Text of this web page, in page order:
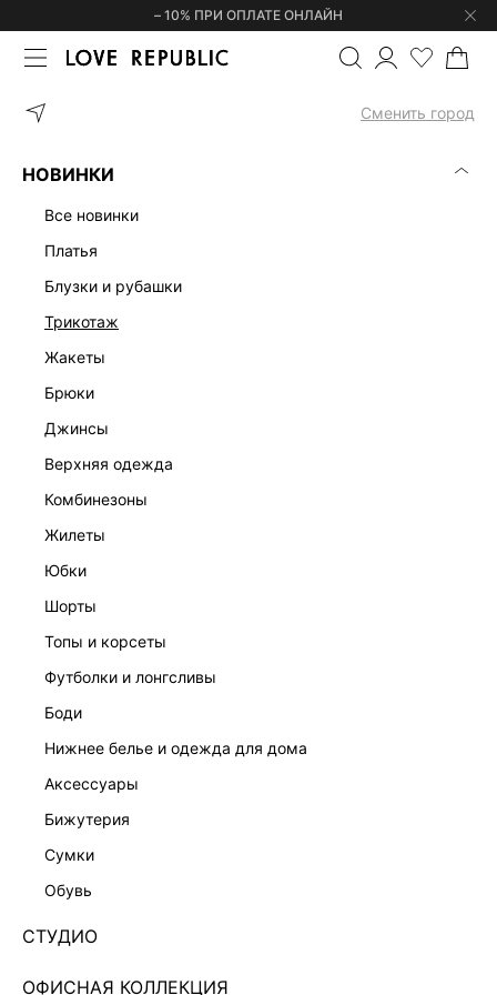
– 10% ПРИ ОПЛАТЕ ОНЛАЙН
Сменить город
НОВИНКИ
все новинки
платья
блузки и рубашки
трикотаж
жакеты
брюки
джинсы
верхняя одежда
комбинезоны
жилеты
юбки
шорты
топы и корсеты
футболки и лонгсливы
боди
нижнее белье и одежда для дома
аксессуары
бижутерия
сумки
обувь
СТУДИО
ОФИСНАЯ КОЛЛЕКЦИЯ
ГЛАВНАЯ ЮБКА МИДИ ИЗ ЖАТОГО САТИНА
Нет в наличии
ЦВЕТ:ЧЕРНЫЙ